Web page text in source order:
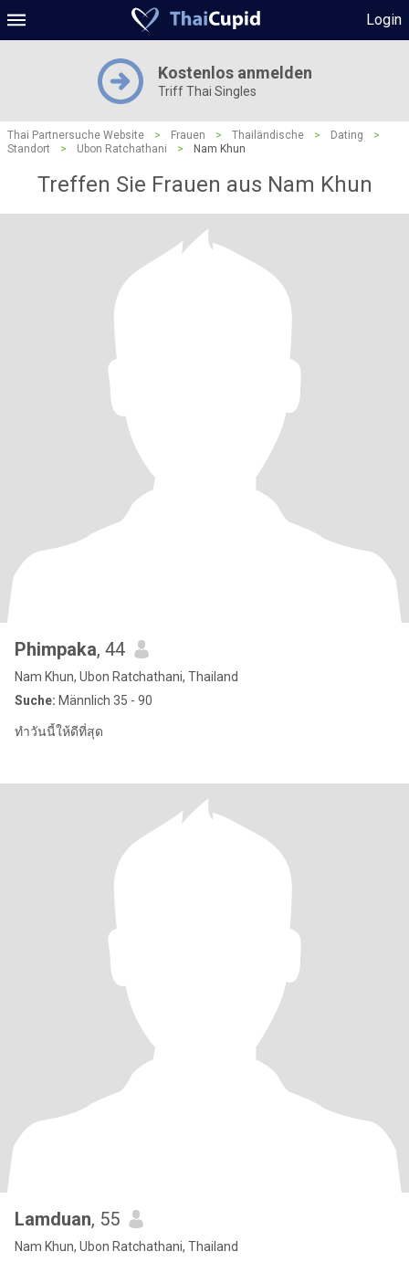
Login
Kostenlos anmelden
Triff Thai Singles
Thai Partnersuche Website > Frauen > Thailändische > Dating
>
Standort
> Ubon Ratchathani > Nam Khun
Treffen Sie Frauen aus Nam Khun
Phimpaka, 44
Nam Khun, Ubon Ratchathani, Thailand
Suche: Männlich 35 - 90
ทำวันนี้ให้ดีที่สุด
Lamduan, 55
Nam Khun, Ubon Ratchathani, Thailand